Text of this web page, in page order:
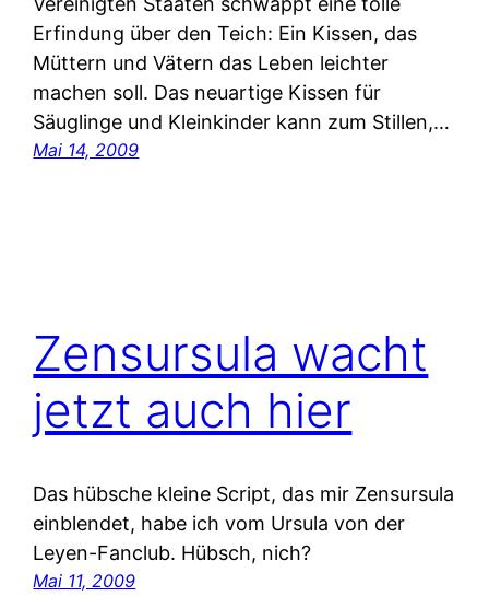
Erfindung über den Teich: Ein Kissen, das
Müttern und Vätern das Leben leichter
machen soll. Das neuartige Kissen für
Säuglinge und Kleinkinder kann zum Stillen,…
Mai 14, 2009
Zensursula wacht
jetzt auch hier
Das hübsche kleine Script, das mir Zensursula
einblendet, habe ich vom Ursula von der
Leyen-Fanclub. Hübsch, nich?
Mai 11, 2009